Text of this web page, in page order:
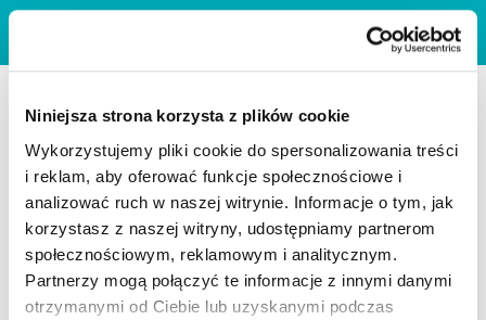
Niniejsza strona korzysta z plików cookie
Wykorzystujemy pliki cookie do spersonalizowania treści
i reklam, aby oferować funkcje społecznościowe i
analizować ruch w naszej witrynie. Informacje o tym, jak
korzystasz z naszej witryny, udostępniamy partnerom
społecznościowym, reklamowym i analitycznym.
Partnerzy mogą połączyć te informacje z innymi danymi
otrzymanymi od Ciebie lub uzyskanymi podczas